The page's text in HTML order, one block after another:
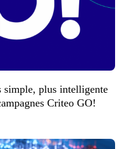
simple, plus intelligente
Criteo GO!